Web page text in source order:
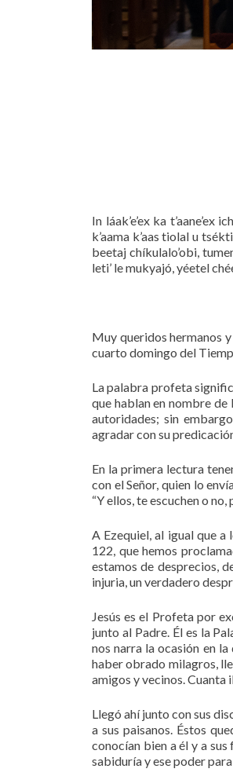
In láak’e’ex ka t’aane’ex
k’aama k’aas tiolal u
beetaj chíkulalo’obi,
leti’ le mukyajó, yéetel
Muy queridos hermanos
cuarto domingo del
La palabra profeta
que hablan en nombre
autoridades; sin
agradar con su
En la primera lectura
con el Señor, quien lo
“Y ellos, te escuchen o
A Ezequiel, al igual que
122, que hemos
estamos de desprecios,
injuria, un verdadero
Jesús es el Profeta por
junto al Padre. Él es la
nos narra la ocasión en
haber obrado milagros,
amigos y vecinos. Cuanta
Llegó ahí junto con sus
a sus paisanos. Éstos
conocían bien a él y a
sabiduría y ese poder